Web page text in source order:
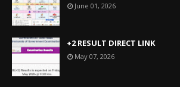
June 01, 2026
+2 RESULT DIRECT LINK
May 07, 2026